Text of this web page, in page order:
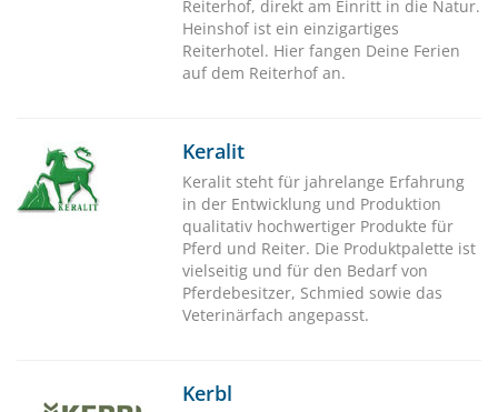
Reiterhof, direkt am Einritt in die Natur.
Heinshof ist ein einzigartiges
Reiterhotel. Hier fangen Deine Ferien
auf dem Reiterhof an.
Keralit
Keralit steht für jahrelange Erfahrung
in der Entwicklung und Produktion
qualitativ hochwertiger Produkte für
Pferd und Reiter. Die Produktpalette ist
vielseitig und für den Bedarf von
Pferdebesitzer, Schmied sowie das
Veterinärfach angepasst.
Kerbl